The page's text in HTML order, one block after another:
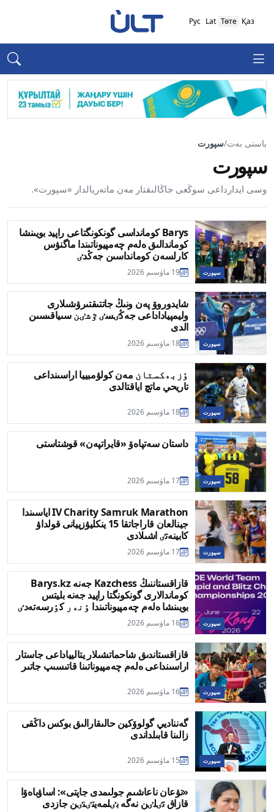
Қаз
Төте
Lat
Рус
باستى بەت/سپورت
سپورت
وسى ايدارداعى سوڭعى جاڭالىقتار مەن ماتەريالدار «سپورت».
سپورت
Barys كومانداسى گونكونگتاعى راپيد بويىنشا
كوماندالىق ەلەم چەمپيوناتىندا ماگنۋس
كارلسەن كومانداسىن جەڭدٸ
19 ماۋسىم 2026
سپورت
شايدوروۆ پەن ونىڭ جاتتىقتىرۋشىلارى
وليمپياداداعى جەڭٸسٸ ٷشٸن سىياقىسىن
الدى
18 ماۋسىم 2026
سپورت
ٶزبەكستان مەن كولۋمبييا اراسىنداعى
تاريحي ماتچ اياقتالدى
18 ماۋسىم 2026
سپورت
داستان سەتپاەۆ «قايراتپەن» قوشتاستى
17 ماۋسىم 2026
سپورت
IV Charity Samruk Marathon اياسىندا
جينالعان قاراجاتقا 15 ينكليۋزييانى قولداۋ
كابينەتٸ اشىلادى
17 ماۋسىم 2026
سپورت
قازاقستاننىڭ Kazchess جەنە Barys.kz
كوماندالارى گونكونگتا راپيد جەنە بليتس
بويىنشا ەلەم چەمپيوناتىندا ٶنەر كٶرسەتەدٸ
16 ماۋسىم 2026
سپورت
قازاقستاندىق شاحماتشىلار يتاليياداعى جاستار
اراسىنداعى ەلەم چەمپيوناتىنا قاتىسىپ جاتىر
16 ماۋسىم 2026
سپورت
گەنناديي گولوۆكين حالىقارالىق بوكس داڭقى
زالىنا قابىلداندى
15 ماۋسىم 2026
«تۋعان ناعاشىم جولىمدى جاپتى»: اساۋباەۆا
قازاق تٸلٸن نەگە بٸلمەيتٸنٸن جازدى